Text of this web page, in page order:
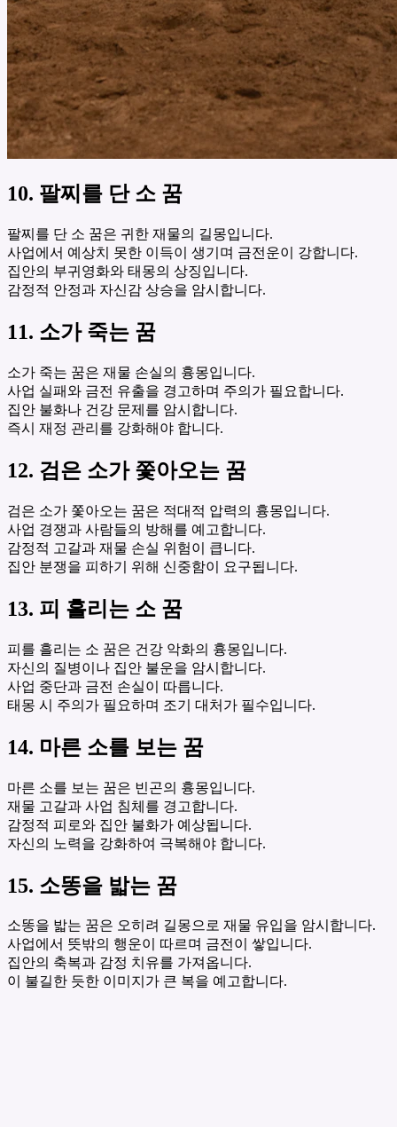
10. 팔찌를 단 소 꿈
팔찌를 단 소 꿈은 귀한 재물의 길몽입니다.
사업에서 예상치 못한 이득이 생기며 금전운이 강합니다.
집안의 부귀영화와 태몽의 상징입니다.
감정적 안정과 자신감 상승을 암시합니다.
11. 소가 죽는 꿈
소가 죽는 꿈은 재물 손실의 흉몽입니다.
사업 실패와 금전 유출을 경고하며 주의가 필요합니다.
집안 불화나 건강 문제를 암시합니다.
즉시 재정 관리를 강화해야 합니다.
12. 검은 소가 쫓아오는 꿈
검은 소가 쫓아오는 꿈은 적대적 압력의 흉몽입니다.
사업 경쟁과 사람들의 방해를 예고합니다.
감정적 고갈과 재물 손실 위험이 큽니다.
집안 분쟁을 피하기 위해 신중함이 요구됩니다.
13. 피 흘리는 소 꿈
피를 흘리는 소 꿈은 건강 악화의 흉몽입니다.
자신의 질병이나 집안 불운을 암시합니다.
사업 중단과 금전 손실이 따릅니다.
태몽 시 주의가 필요하며 조기 대처가 필수입니다.
14. 마른 소를 보는 꿈
마른 소를 보는 꿈은 빈곤의 흉몽입니다.
재물 고갈과 사업 침체를 경고합니다.
감정적 피로와 집안 불화가 예상됩니다.
자신의 노력을 강화하여 극복해야 합니다.
15. 소똥을 밟는 꿈
소똥을 밟는 꿈은 오히려 길몽으로 재물 유입을 암시합니다.
사업에서 뜻밖의 행운이 따르며 금전이 쌓입니다.
집안의 축복과 감정 치유를 가져옵니다.
이 불길한 듯한 이미지가 큰 복을 예고합니다.